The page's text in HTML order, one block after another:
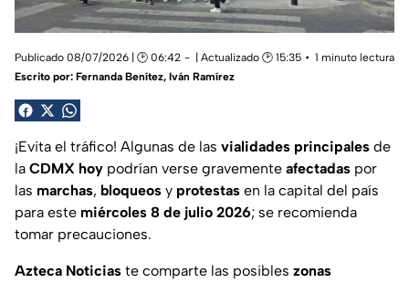
Publicado 08/07/2026 | 🕑 06:42 | Actualizado 🕑 15:35
1 minuto lectura
Escrito por: Fernanda Benítez, Iván Ramírez
¡Evita el tráfico! Algunas de las vialidades principales de
la CDMX hoy podrían verse gravemente afectadas por
las marchas, bloqueos y protestas en la capital del país
para este miércoles 8 de julio 2026; se recomienda
tomar precauciones.
Azteca Noticias te comparte las posibles zonas